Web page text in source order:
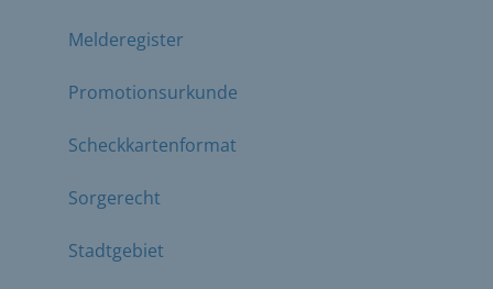
Melderegister
Promotionsurkunde
Scheckkartenformat
Sorgerecht
Stadtgebiet